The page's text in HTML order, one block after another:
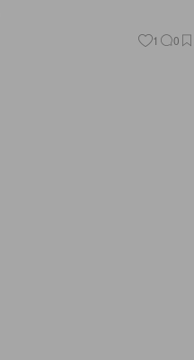
1 0